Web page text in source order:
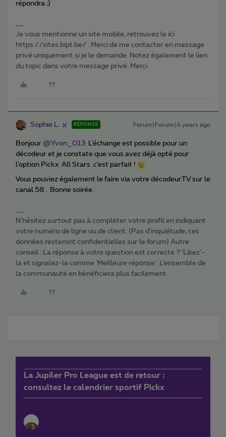
répondra ;)
Je vous mentionne un site mobile, retrouvez le ici
https://sites.bipt.be/ . Merci de me contacter en message
privé uniquement si je le demande. Notez également le lien
du topic dans votre message privé. Merci
Sophie L. RÉPONSE Forum|Forum|4 years ago
Bonjour @Yvon_013 L’échange est possible pour un
décodeur et je constate que vous avez déjà opté pour
l’option Pickx All Stars .c’est parfait !
Vous pouviez également le faire via votre décodeurTV sur le
canal 58 . Bonne soirée.
N'hésitez surtout pas à compléter votre profil en indiquant
votre numéro de ligne ou de client. (Pas d'inquiétude, ces
données resteront confidentielles sur le forum) Autre
conseil : La réponse à votre question est correcte ? ‘Likez’-
la et signalez-la comme ‘Meilleure réponse’. L’ensemble de
la communauté en bénéficiera plus facilement.
La Jupiler Pro League est de retour :
consultez le calendrier sportif Pickx